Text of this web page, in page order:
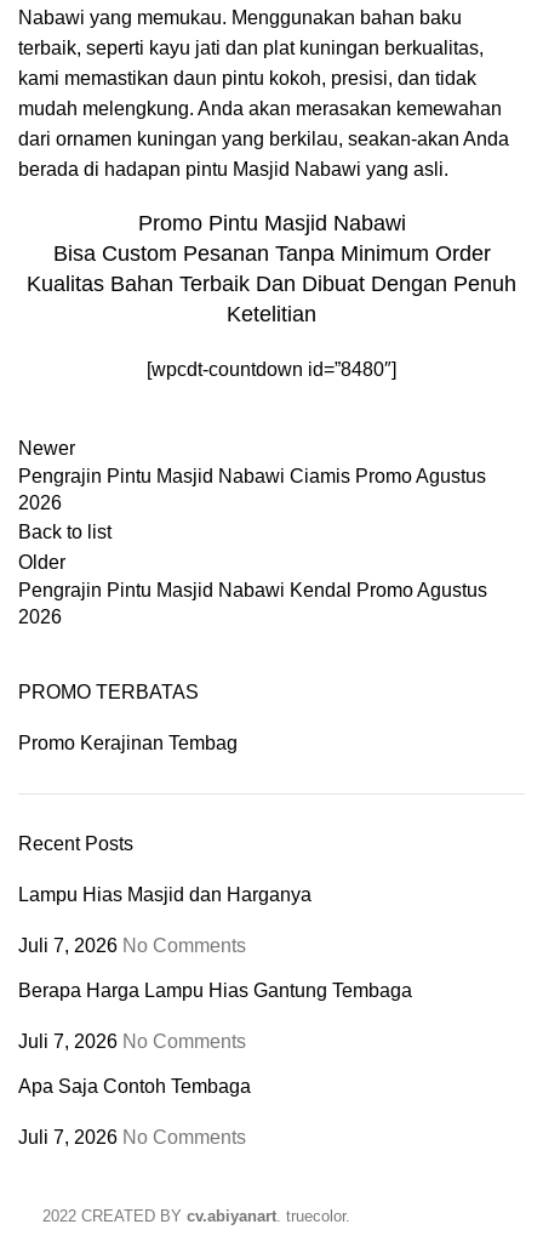
Nabawi yang memukau. Menggunakan bahan baku
terbaik, seperti kayu jati dan plat kuningan berkualitas,
kami memastikan daun pintu kokoh, presisi, dan tidak
mudah melengkung. Anda akan merasakan kemewahan
dari ornamen kuningan yang berkilau, seakan-akan Anda
berada di hadapan pintu Masjid Nabawi yang asli.
Promo Pintu Masjid Nabawi
Bisa Custom Pesanan Tanpa Minimum Order
Kualitas Bahan Terbaik Dan Dibuat Dengan Penuh
Ketelitian
[wpcdt-countdown id=”8480″]
Newer
Pengrajin Pintu Masjid Nabawi Ciamis Promo Agustus
2026
Back to list
Older
Pengrajin Pintu Masjid Nabawi Kendal Promo Agustus
2026
PROMO TERBATAS
Promo Kerajinan Tembag
Recent Posts
Lampu Hias Masjid dan Harganya
Juli 7, 2026 No Comments
Berapa Harga Lampu Hias Gantung Tembaga
Juli 7, 2026 No Comments
Apa Saja Contoh Tembaga
Juli 7, 2026 No Comments
2022 CREATED BY cv.abiyanart . truecolor.